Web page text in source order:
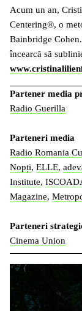
Acum un an,
Centering®, o
Bainbridge
încearcă să
Partener media
Radio Guerilla
Parteneri media
Radio Romania
Nopți, ELLE,
Institute,
Magazine,
Parteneri
Cinema Union